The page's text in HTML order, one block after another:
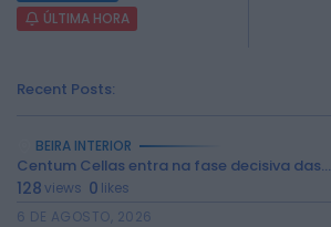
ÚLTIMA HORA
Recent Posts:
BEIRA INTERIOR
Centum Cellas entra na fase decisiva das...
128views 0 likes
6 DE AGOSTO, 2026